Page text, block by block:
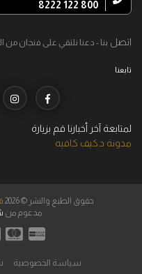
800 122 8222
اتصل بنا - دعنا نلتقي على فنجان من
تابعنا
لمتابعة آخر أخبارنا قم بزيارة
مدونة د.كيف كافيه
حقوق الطبع والنشر © 2026
مدعوم من
سياسة الخصوصية